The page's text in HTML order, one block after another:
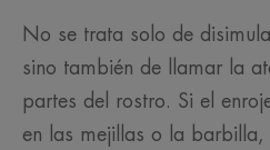
No se trata solo de
sino también de llamar la
partes del rostro. Si el
en las mejillas o la barbilla,